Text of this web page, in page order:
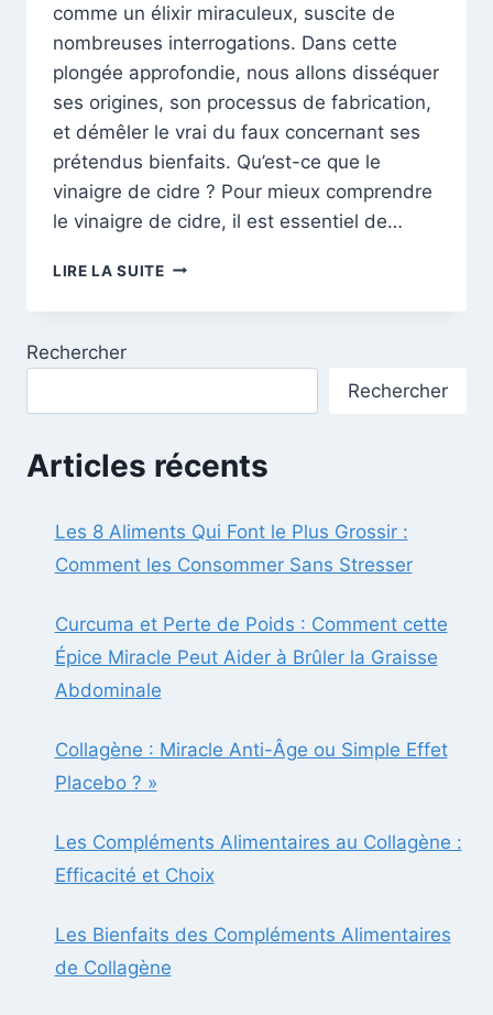
comme un élixir miraculeux, suscite de
nombreuses interrogations. Dans cette
plongée approfondie, nous allons disséquer
ses origines, son processus de fabrication,
et démêler le vrai du faux concernant ses
prétendus bienfaits. Qu’est-ce que le
vinaigre de cidre ? Pour mieux comprendre
le vinaigre de cidre, il est essentiel de…
LIRE LA SUITELE
DE
BIENFAITS
RÉELS
Rechercher
Rechercher
Articles récents
Les 8 Aliments Qui Font le Plus Grossir :
Comment les Consommer Sans Stresser
Curcuma et Perte de Poids : Comment cette
Épice Miracle Peut Aider à Brûler la Graisse
Abdominale
Collagène : Miracle Anti-Âge ou Simple Effet
Placebo ? »
Les Compléments Alimentaires au Collagène :
Efficacité et Choix
Les Bienfaits des Compléments Alimentaires
de Collagène